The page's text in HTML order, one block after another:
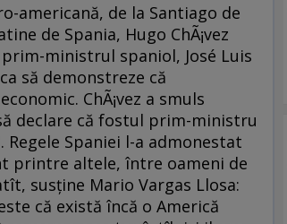
americană, de la Santiago de
de Spania, Hugo ChÃ¡vez
ministrul spaniol, José Luis
să demonstreze că
ChÃ¡vez a smuls
declare că fostul prim-ministru
Spaniei l-a admonestat
printre altele, între oameni de
susţine Mario Vargas Llosa:
că există încă o Americă